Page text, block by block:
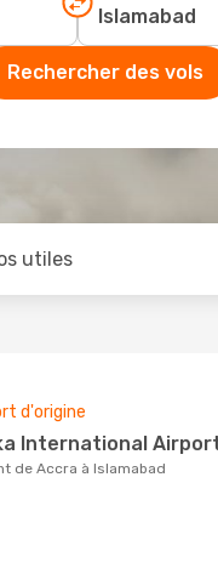
Rechercher des vols
utiles
d'origine
International
de Accra à Islamabad